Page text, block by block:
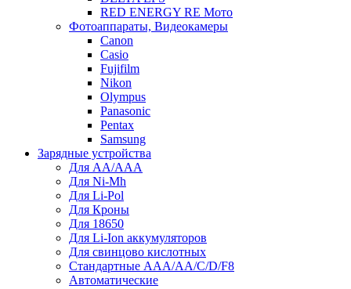
RED ENERGY RE Мото
Фотоаппараты, Видеокамеры
Canon
Casio
Fujifilm
Nikon
Olympus
Panasonic
Pentax
Samsung
Зарядные устройства
Для AA/AAA
Для Ni-Mh
Для Li-Pol
Для Кроны
Для 18650
Для Li-Ion аккумуляторов
Для свинцово кислотных
Стандартные ААА/АА/С/D/F8
Автоматические